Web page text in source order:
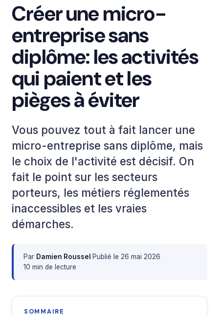
Créer une micro-
entreprise sans
diplôme: les activités
qui paient et les
pièges à éviter
Vous pouvez tout à fait lancer une
micro-entreprise sans diplôme, mais
le choix de l'activité est décisif. On
fait le point sur les secteurs
porteurs, les métiers réglementés
inaccessibles et les vraies
démarches.
Par Damien Roussel·Publié le 26 mai 2026·
10 min de lecture
SOMMAIRE